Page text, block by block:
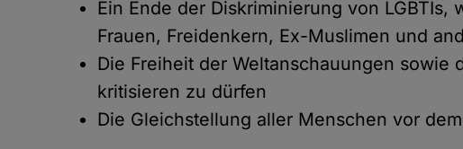
Ein Ende der Diskriminierung von
Frauen, Freidenkern, Ex-Muslimen und
Die Freiheit der Weltanschauungen sowie
kritisieren zu dürfen
Die Gleichstellung aller Menschen vor